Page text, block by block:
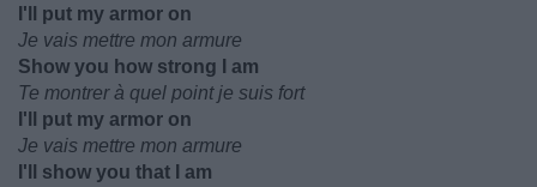
I'll put my armor on
Je vais mettre mon armure
Show you how strong I am
Te montrer à quel point je suis fort
I'll put my armor on
Je vais mettre mon armure
I'll show you that I am